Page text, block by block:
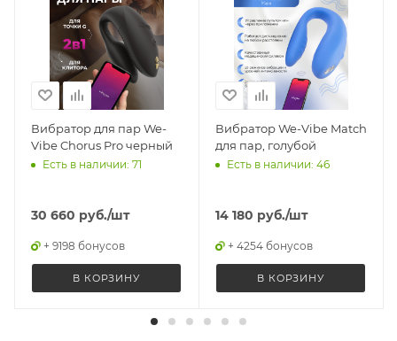
Вибратор для пар We-
Vibe Chorus Pro черный
Есть в наличии: 71
30 660 руб./шт
+ 9198 бонусов
В КОРЗИНУ
Вибратор We-Vibe Match
для пар, голубой
Есть в наличии: 46
14 180 руб./шт
+ 4254 бонусов
В КОРЗИНУ